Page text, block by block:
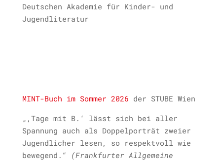
Deutschen Akademie für Kinder- und
Jugendliteratur
MINT-Buch im Sommer 2026 der STUBE Wien
„,Tage mit B.‘ lässt sich bei aller
Spannung auch als Doppelporträt zweier
Jugendlicher lesen, so respektvoll wie
bewegend.“
(Frankfurter Allgemeine